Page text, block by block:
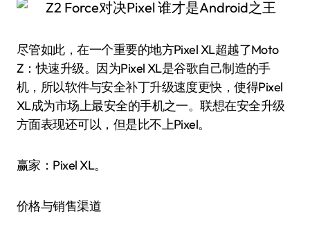
尽管如此，在一个重要的地方Pixel XL超越了Moto
Z：快速升级。因为Pixel XL是谷歌自己制造的手
机，所以软件与安全补丁升级速度更快，使得Pixel
XL成为市场上最安全的手机之一。联想在安全升级
方面表现还可以，但是比不上Pixel。
赢家：Pixel XL。
价格与销售渠道